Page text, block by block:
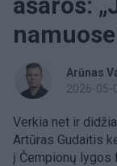
Arūnas
2026-05-
Verkia net ir
Artūras Gudaitis
į Čempionų lygos